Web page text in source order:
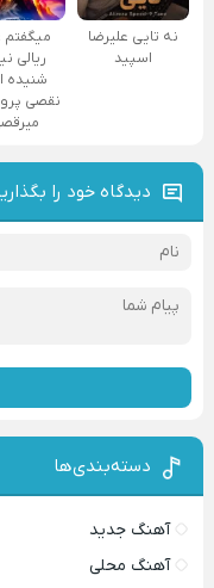
نه تایی علیرضا
اسپید
ریالی
شنیده
نقصی
دیدگاه خود را
دسته‌بندی‌ها
آهنگ جدید
آهنگ محلی